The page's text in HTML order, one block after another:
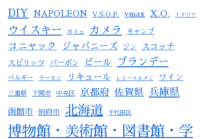
DIY NAPOLEON V.S.O.P. vmax X.O. イタリア
ウイスキー カミュ カメラ キャンプ
コニャック ジャパニーズ ジン スコッチ
スピリッツ バーボン ビール ブランデー
ベルギー ラーセン リキュール レミーマルタン ワイン
三重県 下関市 中央区 京都府 佐賀県 兵庫県
函館市 別府市 北海道 千代田区
博物館・美術館・図書館・学